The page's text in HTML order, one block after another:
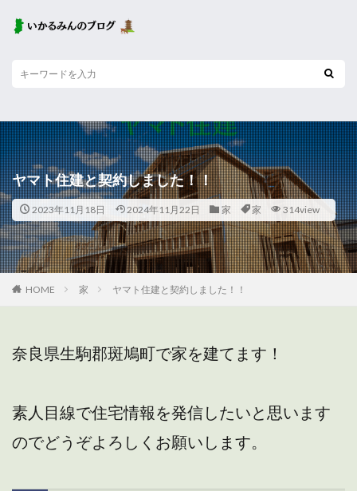
ヤマト住建と契約しました！！
2023年11月18日 2024年11月22日 家 家 314view
HOME 家 ヤマト住建と契約しました！！
奈良県生駒郡斑鳩町で家を建てます！
素人目線で住宅情報を発信したいと思います
のでどうぞよろしくお願いします。